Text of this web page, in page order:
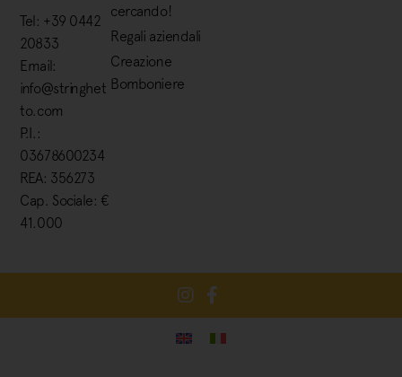
Tel: +39 0442
20833
Email:
info@stringhet
to.com
P.I.:
03678600234
REA: 356273
Cap. Sociale: €
41.000
cercando!
Regali aziendali
Creazione
Bomboniere